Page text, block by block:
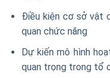
Điều kiện cơ sở vật
quan chức năng
Dự kiến mô hình
quan trọng trong tổ